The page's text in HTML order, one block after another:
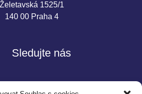
Želetavská 1525/1
140 00 Praha 4
Sledujte nás